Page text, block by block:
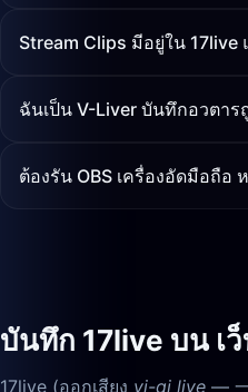
Stream Clips มีอยู่ใน 17live
ฉันเป็น V-Liver บันทึกอวตาร
ต้องรัน OBS เครื่องอัดมือถือ
บันทึก 17live บน เ
17live (ออกเสียง yi-qi live —